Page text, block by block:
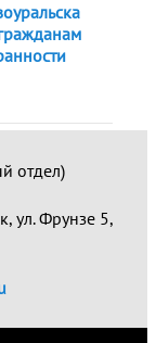
отдел)
ул. Фрунзе 5,